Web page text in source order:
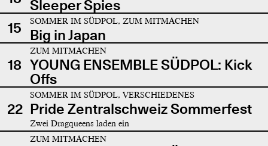
Sleeper Spies
15
SOMMER IM SÜDPOL, ZUM MITMACHEN
Big in Japan
18
ZUM MITMACHEN
YOUNG ENSEMBLE SÜDPOL: Kick
Offs
22
SOMMER IM SÜDPOL, VERSCHIEDENES
Pride Zentralschweiz Sommerfest
Zwei Dragqueens laden ein
ZUM MITMACHEN